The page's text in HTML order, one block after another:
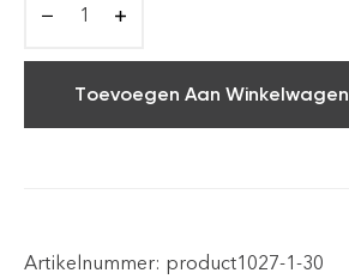
Toevoegen Aan Winkelwagen
Artikelnummer: product1027-1-30